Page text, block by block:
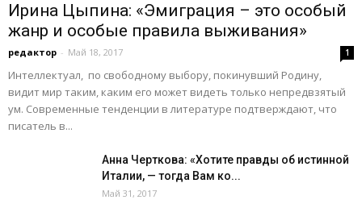
Ирина Цыпина: «Эмиграция – это особый
жанр и особые правила выживания»
редактор - Май 18, 2017 1
Интеллектуал, по свободному выбору, покинувший Родину,
видит мир таким, каким его может видеть только непредвзятый
ум. Современные тенденции в литературе подтверждают, что
писатель в...
Анна Черткова: «Хотите правды об истинной
Италии, — тогда Вам ко...
Май 31, 2017